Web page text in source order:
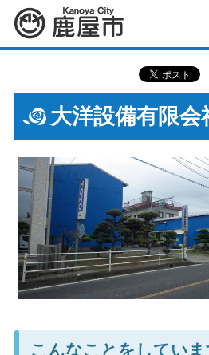
鹿屋市
大洋設備有限会
こんなことをしていま